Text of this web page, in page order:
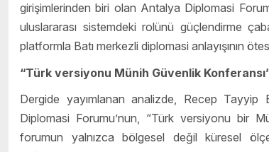
girişimlerinden biri olan Antalya Diplomasi
uluslararası sistemdeki rolünü güçlendirme
platformla Batı merkezli diplomasi anlayışının
“Türk versiyonu Münih Güvenlik
Dergide yayımlanan analizde, Recep
Diplomasi Forumu’nun, “Türk versiyonu bir
forumun yalnızca bölgesel değil küresel